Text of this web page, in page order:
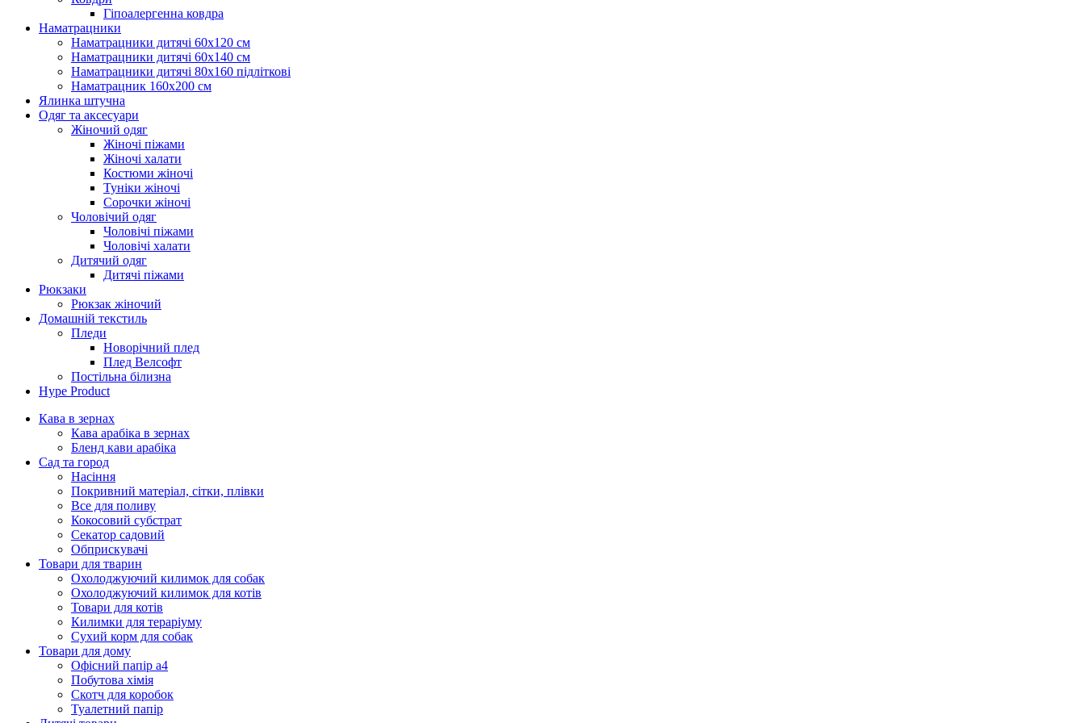
Гіпоалергенна ковдра
Наматрацники
Наматрацники дитячі 60х120 см
Наматрацники дитячі 60х140 см
Наматрацники дитячі 80х160 підліткові
Наматрацник 160х200 см
Ялинка штучна
Одяг та аксесуари
Жіночий одяг
Жіночі піжами
Жіночі халати
Костюми жіночі
Туніки жіночі
Сорочки жіночі
Чоловічий одяг
Чоловічі піжами
Чоловічі халати
Дитячий одяг
Дитячі піжами
Рюкзаки
Рюкзак жіночий
Домашній текстиль
Пледи
Новорічний плед
Плед Велсофт
Постільна білизна
Hype Product
Кава в зернах
Кава арабіка в зернах
Бленд кави арабіка
Сад та город
Насіння
Покривний матеріал, сітки, плівки
Все для поливу
Кокосовий субстрат
Секатор садовий
Обприскувачі
Товари для тварин
Охолоджуючий килимок для собак
Охолоджуючий килимок для котів
Товари для котів
Килимки для тераріуму
Сухий корм для собак
Товари для дому
Офісний папір а4
Побутова хімія
Скотч для коробок
Туалетний папір